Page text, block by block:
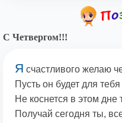
С Четвергом!!!
Я счастливого желаю
Пусть он будет для
Не коснется в этом дне
Получай сегодня ты,